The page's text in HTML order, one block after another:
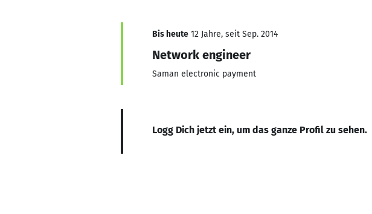
Bis heute 12 Jahre, seit Sep. 2014
Network engineer
Saman electronic payment
Logg Dich jetzt ein, um das ganze Profil zu sehen.